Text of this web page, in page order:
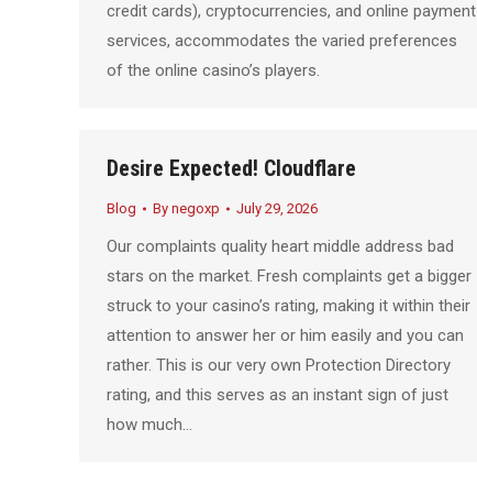
credit cards), cryptocurrencies, and online payment
services, accommodates the varied preferences
of the online casino’s players.
Desire Expected! Cloudflare
Blog By negoxp July 29, 2026
Our complaints quality heart middle address bad
stars on the market. Fresh complaints get a bigger
struck to your casino’s rating, making it within their
attention to answer her or him easily and you can
rather. This is our very own Protection Directory
rating, and this serves as an instant sign of just
how much…